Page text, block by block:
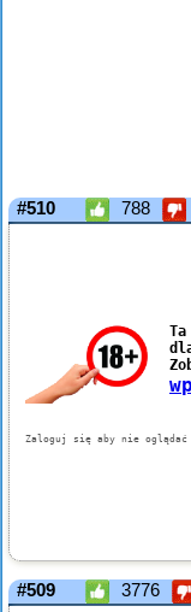
#510 788
#509 3776